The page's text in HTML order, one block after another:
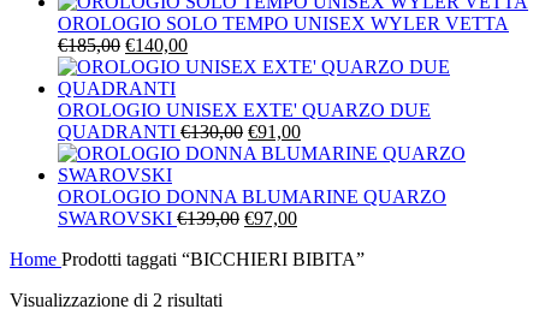
OROLOGIO SOLO TEMPO UNISEX WYLER VETTA
€185,00 Il
prezzo
originale
era:
€185,00.
€140,00Il
prezzo
è:
€140,00.
OROLOGIO UNISEX EXTE' QUARZO DUE
QUADRANTI €130,00 Il
prezzo
era:
€130,00.
€91,00Il
prezzo
è:
OROLOGIO DONNA BLUMARINE QUARZO
SWAROVSKI €139,00 Il
originale
€97,00Il
attuale
Home Prodotti taggati “BICCHIERI BIBITA”
Visualizzazione di 2 risultati